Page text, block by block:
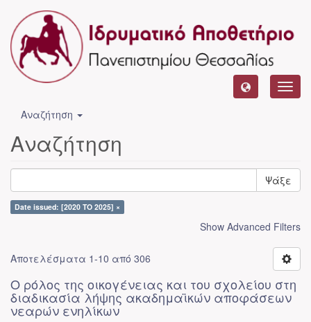
Αναζήτηση
Αναζήτηση
Ψάξε
Date issued: [2020 TO 2025] ×
Show Advanced Filters
Αποτελέσματα 1-10 από 306
Ο ρόλος της οικογένειας και του σχολείου στη
διαδικασία λήψης ακαδημαϊκών αποφάσεων
νεαρών ενηλίκων